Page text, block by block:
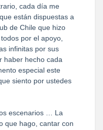
cada día me
están dispuestas a
de Chile que hizo
por el apoyo,
infinitas por sus
haber hecho cada
especial este
siento por ustedes
escenarios … La
que hago, cantar con